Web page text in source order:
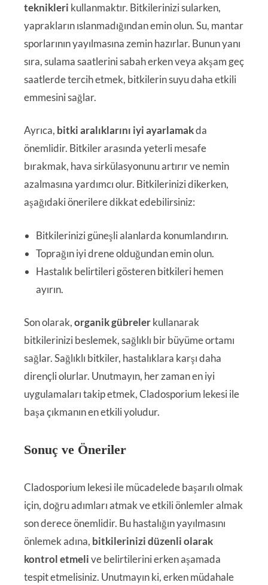
teknikleri kullanmaktır. Bitkilerinizi sularken,
yaprakların ıslanmadığından emin olun. Su, mantar
sporlarının yayılmasına zemin hazırlar. Bunun yanı
sıra, sulama saatlerini sabah erken veya akşam geç
saatlerde tercih etmek, bitkilerin suyu daha etkili
emmesini sağlar.
Ayrıca, bitki aralıklarını iyi ayarlamakda
önemlidir. Bitkiler arasında yeterli mesafe
bırakmak, hava sirkülasyonunu artırır ve nemin
azalmasına yardımcı olur. Bitkilerinizi dikerken,
aşağıdaki önerilere dikkat edebilirsiniz:
Bitkilerinizi güneşli alanlarda konumlandırın.
Toprağın iyi drene olduğundan emin olun.
Hastalık belirtileri gösteren bitkileri hemen
ayırın.
Son olarak,organik gübrelerkullanarak
bitkilerinizi beslemek, sağlıklı bir büyüme ortamı
sağlar. Sağlıklı bitkiler, hastalıklara karşı daha
dirençli olurlar. Unutmayın, her zaman en iyi
uygulamaları takip etmek, Cladosporium lekesi ile
başa çıkmanın en etkili yoludur.
Sonuç ve Öneriler
Cladosporium lekesi ile mücadelede başarılı olmak
için, doğru adımları atmak ve etkili önlemler almak
son derece önemlidir. Bu hastalığın yayılmasını
önlemek adına, bitkilerinizi düzenli olarak
kontrol etmelive belirtilerini erken aşamada
tespit etmelisiniz. Unutmayın ki, erken müdahale